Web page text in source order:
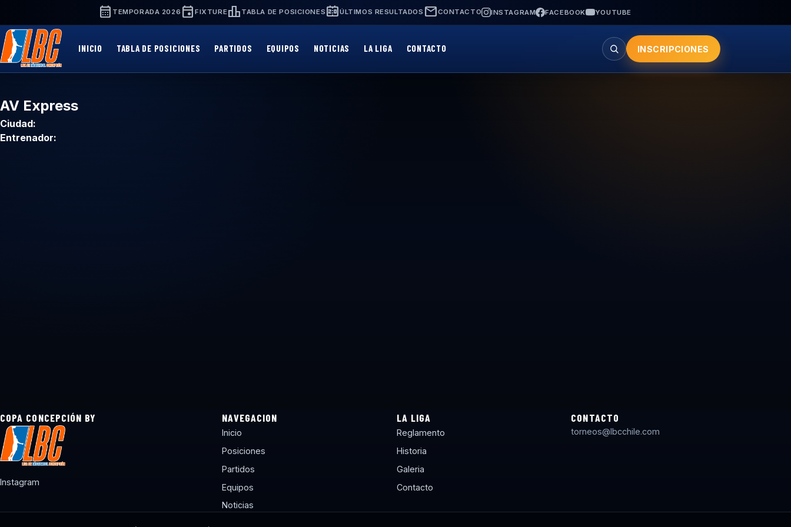
contenido
principal
calendar_month TEMPORADA 2026 eventFIXTURE leaderboard TABLA DE POSICIONES scoreboardÚLTIMOS RESULTADOS mailCONTACTO INSTAGRAM FACEBOOK YOUTUBE
INICIO TABLA DE POSICIONES PARTIDOS EQUIPOS NOTICIAS LA LIGA CONTACTO
Buscar
INSCRIPCIONES
AV Express
Ciudad:
Entrenador:
COPA CONCEPCIÓN BY
Instagram
NAVEGACION
Inicio
Posiciones
Partidos
Equipos
Noticias
LA LIGA
Reglamento
Historia
Galeria
Contacto
CONTACTO
torneos@lbcchile.com